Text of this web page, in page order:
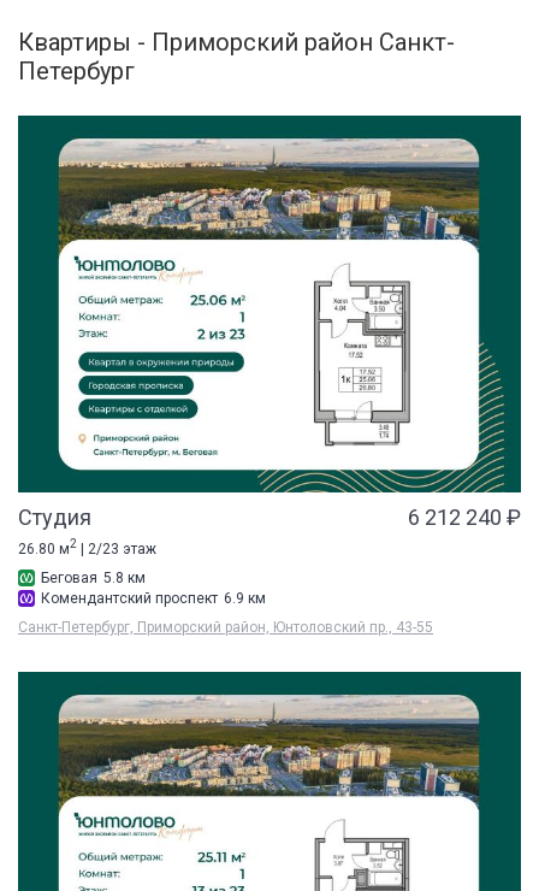
Квартиры - Приморский район Санкт-
Петербург
Студия 6 212 240 ₽
26.80 м2
| 2/23 этаж
Беговая 5.8 км
Комендантский проспект 6.9 км
Санкт-Петербург, Приморский район, Юнтоловский пр., 43-55